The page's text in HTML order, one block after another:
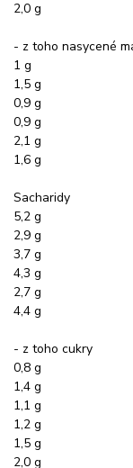
2,0 g
- z toho nasycené
1 g
1,5 g
0,9 g
0,9 g
2,1 g
1,6 g
Sacharidy
5,2 g
2,9 g
3,7 g
4,3 g
2,7 g
4,4 g
- z toho cukry
0,8 g
1,4 g
1,1 g
1,2 g
1,5 g
2,0 g